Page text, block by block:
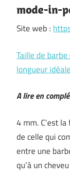
mode-in-
Site web :
Taille de
longueur idéale
A lire en
4 mm. C’est
de celle qui
entre une
qu’à un